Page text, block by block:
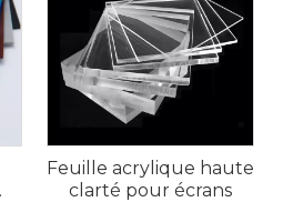
Feuille acrylique haute
clarté pour écrans​